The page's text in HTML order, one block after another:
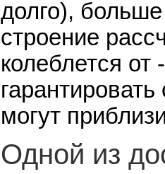
долго),
строение
колеблется от
могут
Одной из